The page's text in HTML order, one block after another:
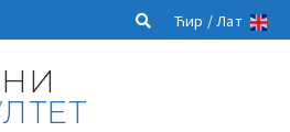
Ћир /Лат